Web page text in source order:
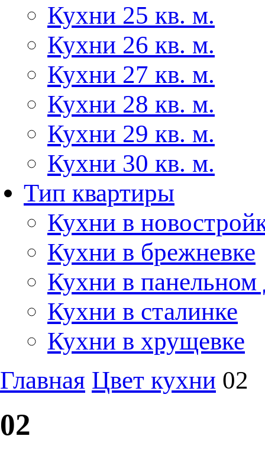
Кухни 25 кв. м.
Кухни 26 кв. м.
Кухни 27 кв. м.
Кухни 28 кв. м.
Кухни 29 кв. м.
Кухни 30 кв. м.
Тип квартиры
Кухни в
Кухни в брежневке
Кухни в панельном
Кухни в сталинке
Кухни в хрущевке
Главная Цвет кухни 02
02